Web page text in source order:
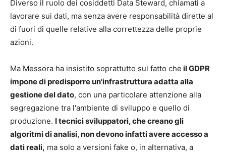
Diverso il ruolo dei cosiddetti Data Steward, chiamati a
lavorare sui dati, ma senza avere responsabilità dirette al
di fuori di quelle relative alla correttezza delle proprie
azioni.
Ma Messora ha insistito soprattutto sul fatto che il GDPR
impone di predisporre un'infrastruttura adatta alla
gestione del dato, con una particolare attenzione alla
segregazione tra l'ambiente di sviluppo e quello di
produzione. I tecnici sviluppatori, che creano gli
algoritmi di analisi, non devono infatti avere accesso a
dati reali, ma solo a versioni fake o, in alternativa, a